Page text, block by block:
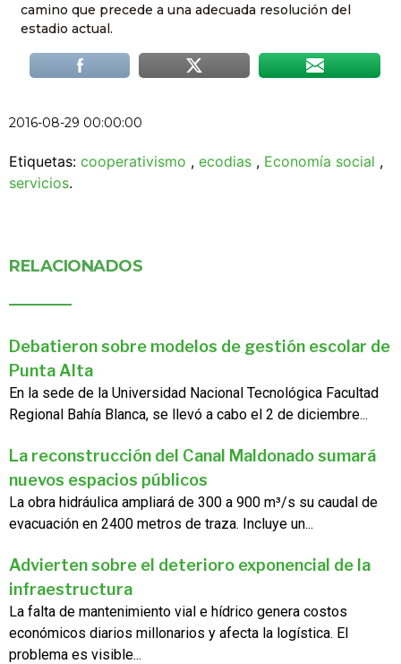
camino que precede a una adecuada resolución del
estadio actual.
2016-08-29 00:00:00
Etiquetas: cooperativismo , ecodias , Economía social ,
servicios.
RELACIONADOS
Debatieron sobre modelos de gestión escolar de
Punta Alta
En la sede de la Universidad Nacional Tecnológica Facultad
Regional Bahía Blanca, se llevó a cabo el 2 de diciembre...
La reconstrucción del Canal Maldonado sumará
nuevos espacios públicos
La obra hidráulica ampliará de 300 a 900 m³/s su caudal de
evacuación en 2400 metros de traza. Incluye un...
Advierten sobre el deterioro exponencial de la
infraestructura
La falta de mantenimiento vial e hídrico genera costos
económicos diarios millonarios y afecta la logística. El
problema es visible...